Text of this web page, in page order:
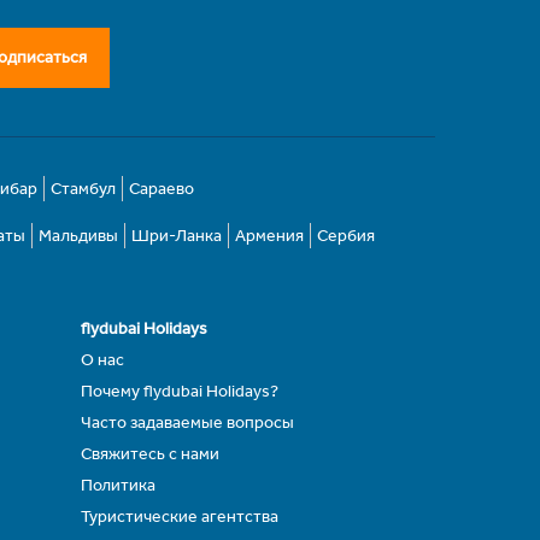
Стамбул Сараево
Мальдивы Шри-Ланка Армения Сербия
flydubai Holidays
О нас
Почему flydubai Holidays?
Часто задаваемые вопросы
Свяжитесь с нами
Политика
Туристические агентства